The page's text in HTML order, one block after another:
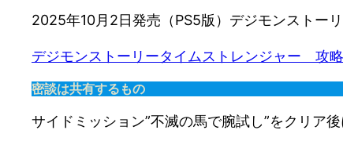
2025年10月2日発売（PS5版）デジモンストー
デジモンストーリータイムストレンジャー　攻
密談は共有するもの
サイドミッション”不滅の馬で腕試し”をクリア